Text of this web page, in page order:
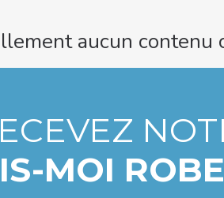
aucun contenu
MOI